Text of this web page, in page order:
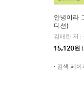
안녕이라
디션)
김애란 저
15,120원
검색 페